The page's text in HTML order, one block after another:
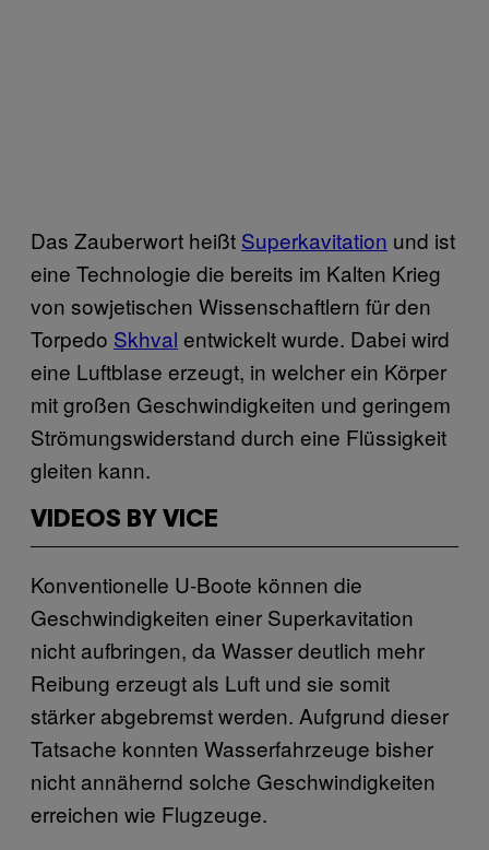
Das Zauberwort heißt Superkavitation und ist
eine Technologie die bereits im Kalten Krieg
von sowjetischen Wissenschaftlern für den
Torpedo Skhval entwickelt wurde. Dabei wird
eine Luftblase erzeugt, in welcher ein Körper
mit großen Geschwindigkeiten und geringem
Strömungswiderstand durch eine Flüssigkeit
gleiten kann.
VIDEOS BY VICE
Konventionelle U-Boote können die
Geschwindigkeiten einer Superkavitation
nicht aufbringen, da Wasser deutlich mehr
Reibung erzeugt als Luft und sie somit
stärker abgebremst werden. Aufgrund dieser
Tatsache konnten Wasserfahrzeuge bisher
nicht annähernd solche Geschwindigkeiten
erreichen wie Flugzeuge.